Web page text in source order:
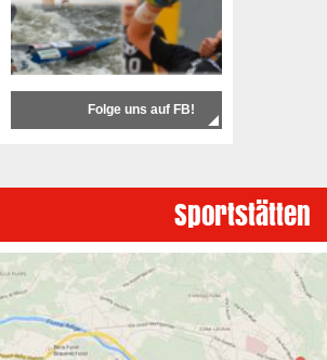
Folge uns auf FB!
Sportstätten